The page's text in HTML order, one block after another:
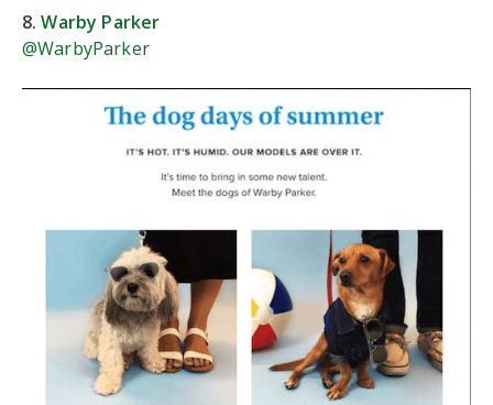
8.Warby Parker
@WarbyParker